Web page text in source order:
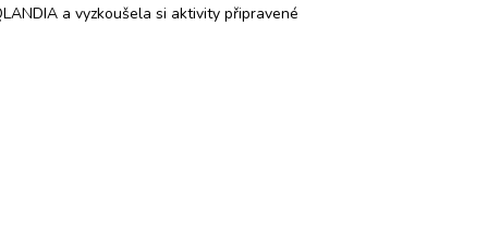
a vyzkoušela si aktivity připravené